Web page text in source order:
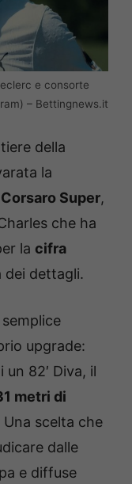
e consorte
– Bettingnews.it
della
la
Corsaro Super,
che ha
la cifra
dei dettagli.
upgrade:
82′ Diva, il
metri di
Una scelta che
dalle
e diffuse